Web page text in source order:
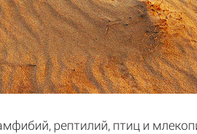
рептилий, птиц и